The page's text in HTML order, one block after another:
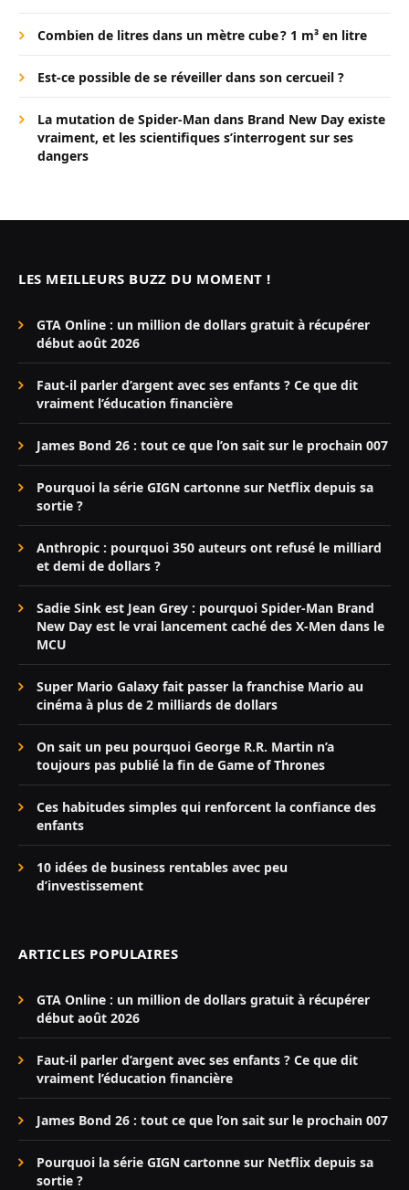
Combien de litres dans un mètre cube ? 1 m³ en litre
Est-ce possible de se réveiller dans son cercueil ?
La mutation de Spider-Man dans Brand New Day existe
vraiment, et les scientifiques s’interrogent sur ses
dangers
LES MEILLEURS BUZZ DU MOMENT !
GTA Online : un million de dollars gratuit à récupérer
début août 2026
Faut-il parler d’argent avec ses enfants ? Ce que dit
vraiment l’éducation financière
James Bond 26 : tout ce que l’on sait sur le prochain 007
Pourquoi la série GIGN cartonne sur Netflix depuis sa
sortie ?
Anthropic : pourquoi 350 auteurs ont refusé le milliard
et demi de dollars ?
Sadie Sink est Jean Grey : pourquoi Spider-Man Brand
New Day est le vrai lancement caché des X-Men dans le
MCU
Super Mario Galaxy fait passer la franchise Mario au
cinéma à plus de 2 milliards de dollars
On sait un peu pourquoi George R.R. Martin n’a
toujours pas publié la fin de Game of Thrones
Ces habitudes simples qui renforcent la confiance des
enfants
10 idées de business rentables avec peu
d’investissement
ARTICLES POPULAIRES
GTA Online : un million de dollars gratuit à récupérer
début août 2026
Faut-il parler d’argent avec ses enfants ? Ce que dit
vraiment l’éducation financière
James Bond 26 : tout ce que l’on sait sur le prochain 007
Pourquoi la série GIGN cartonne sur Netflix depuis sa
sortie ?